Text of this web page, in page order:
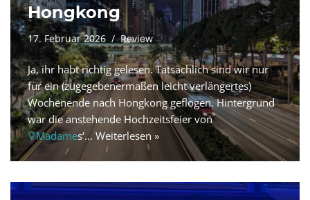
Hongkong
17. Februar 2026 Review
Ja, ihr habt richtig gelesen. Tatsächlich sind wir nur
für ein (zugegebenermaßen leicht verlängertes)
Wochenende nach Hongkong geflogen. Hintergrund
war die anstehende Hochzeitsfeier von
Madames‘… Weiterlesen »